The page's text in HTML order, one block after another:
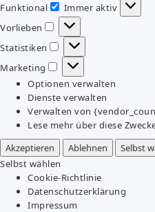
Funktional
Funktional
Immer aktiv
Vorlieben
Vorlieben
Statistiken
Statistiken
Marketing
Marketing
Optionen verwalten
Dienste verwalten
Verwalten von
Lese mehr über diese
Akzeptieren
Ablehnen Selbst
Selbst wählen
Cookie-Richtlinie
Datenschutzerklärung
Impressum